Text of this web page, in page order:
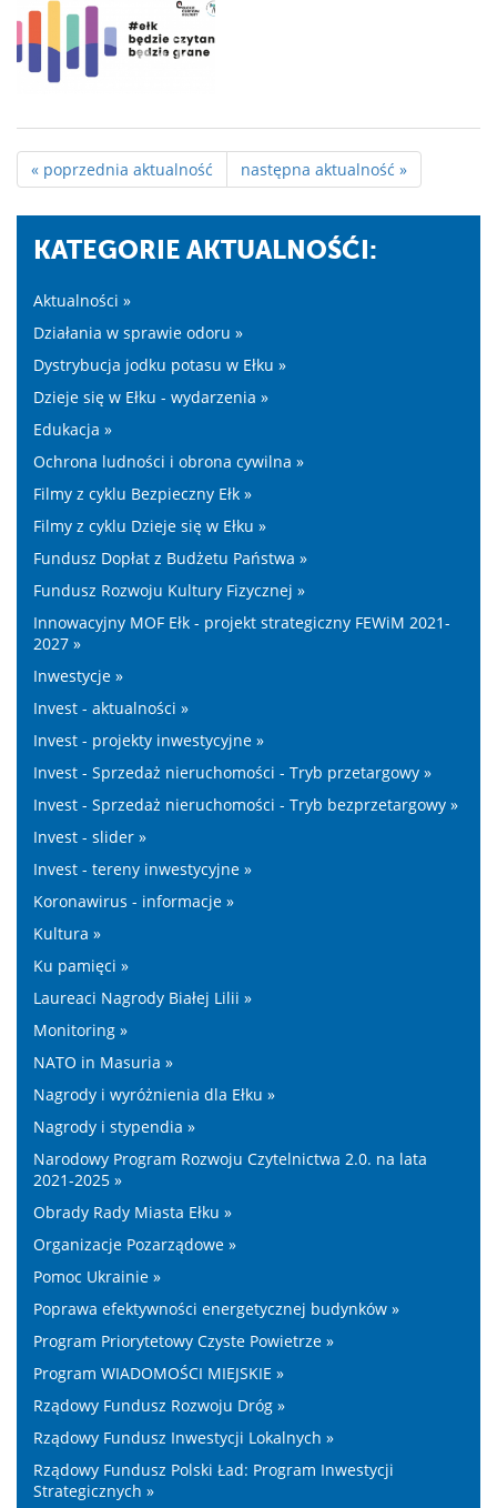
« poprzednia aktualność następna aktualność »
KATEGORIE AKTUALNOŚĆI:
Aktualności »
Działania w sprawie odoru »
Dystrybucja jodku potasu w Ełku »
Dzieje się w Ełku - wydarzenia »
Edukacja »
Ochrona ludności i obrona cywilna »
Filmy z cyklu Bezpieczny Ełk »
Filmy z cyklu Dzieje się w Ełku »
Fundusz Dopłat z Budżetu Państwa »
Fundusz Rozwoju Kultury Fizycznej »
Innowacyjny MOF Ełk - projekt strategiczny FEWiM 2021-
2027 »
Inwestycje »
Invest - aktualności »
Invest - projekty inwestycyjne »
Invest - Sprzedaż nieruchomości - Tryb przetargowy »
Invest - Sprzedaż nieruchomości - Tryb bezprzetargowy »
Invest - slider »
Invest - tereny inwestycyjne »
Koronawirus - informacje »
Kultura »
Ku pamięci »
Laureaci Nagrody Białej Lilii »
Monitoring »
NATO in Masuria »
Nagrody i wyróżnienia dla Ełku »
Nagrody i stypendia »
Narodowy Program Rozwoju Czytelnictwa 2.0. na lata
2021-2025 »
Obrady Rady Miasta Ełku »
Organizacje Pozarządowe »
Pomoc Ukrainie »
Poprawa efektywności energetycznej budynków »
Program Priorytetowy Czyste Powietrze »
Program WIADOMOŚCI MIEJSKIE »
Rządowy Fundusz Rozwoju Dróg »
Rządowy Fundusz Inwestycji Lokalnych »
Rządowy Fundusz Polski Ład: Program Inwestycji
Strategicznych »